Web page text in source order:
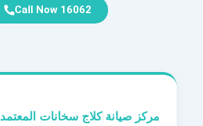
Call Now 16062
مركز صيانة كلاج سخانات المعتمد